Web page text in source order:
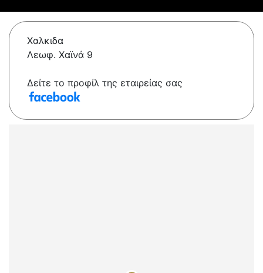
Χαλκιδα
Λεωφ. Χαϊνά 9
Δείτε το προφίλ της εταιρείας σας